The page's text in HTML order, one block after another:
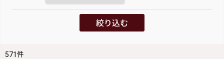
絞り込む
571件